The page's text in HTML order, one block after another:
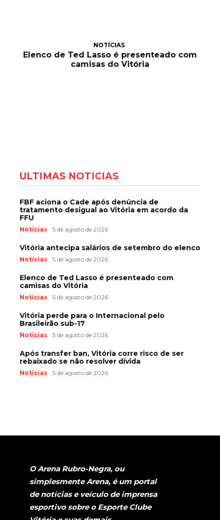
NOTÍCIAS
Elenco de Ted Lasso é presenteado com
camisas do Vitória
ÚLTIMAS NOTÍCIAS
FBF aciona o Cade após denúncia de
tratamento desigual ao Vitória em acordo da
FFU
Notícias 5 de agosto de 2026
Vitória antecipa salários de setembro do elenco
Notícias 5 de agosto de 2026
Elenco de Ted Lasso é presenteado com
camisas do Vitória
Notícias 5 de agosto de 2026
Vitória perde para o Internacional pelo
Brasileirão sub-17
Notícias 5 de agosto de 2026
Após transfer ban, Vitória corre risco de ser
rebaixado se não resolver dívida
Notícias 5 de agosto de 2026
O Arena Rubro-Negra, ou
simplesmente Arena, é um portal
de notícias e veículo de imprensa
esportivo sobre o Esporte Clube